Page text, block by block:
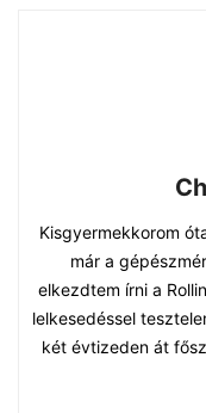
Kisgyermekkorom
már a
elkezdtem írni a
lelkesedéssel
két évtizeden át